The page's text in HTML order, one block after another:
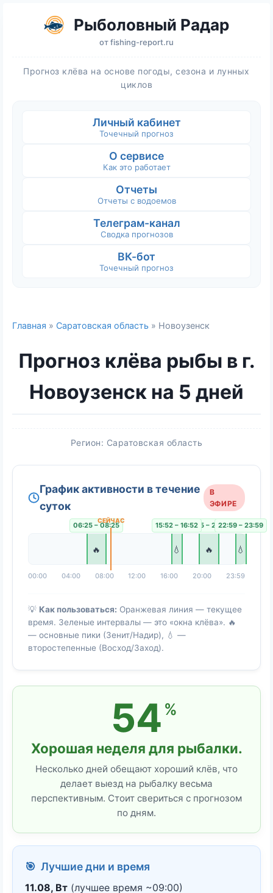
Рыболовный Радар
отfishing-report.ru
Прогноз клёва на основе погоды, сезона и лунных
циклов
Личный кабинет
Точечный прогноз
О сервисе
Как это работает
Отчеты
Отчеты с водоемов
Телеграм-канал
Сводка прогнозов
ВК-бот
Точечный прогноз
Главная » Саратовская область » Новоузенск
Прогноз клёва рыбы в г.
Новоузенск на 5 дней
Регион: Саратовская область
График активности в течение
суток
В
ЭФИРЕ
06:25 – 08:25
🔥
18:55 – 20:55
🔥
22:59 – 23:59
💧
15:52 – 16:52
💧
00:00 04:00 08:00 12:00 16:00 20:00 23:59
💡 Как пользоваться: Оранжевая линия — текущее
время. Зеленые интервалы — это «окна клёва». 🔥
— основные пики (Зенит/Надир), 💧 —
второстепенные (Восход/Заход).
54 %
Хорошая неделя для рыбалки.
Несколько дней обещают хороший клёв, что
делает выезд на рыбалку весьма
перспективным. Стоит свериться с прогнозом
по дням.
🎯 Лучшие дни и время
11.08, Вт (лучшее время ~09:00)